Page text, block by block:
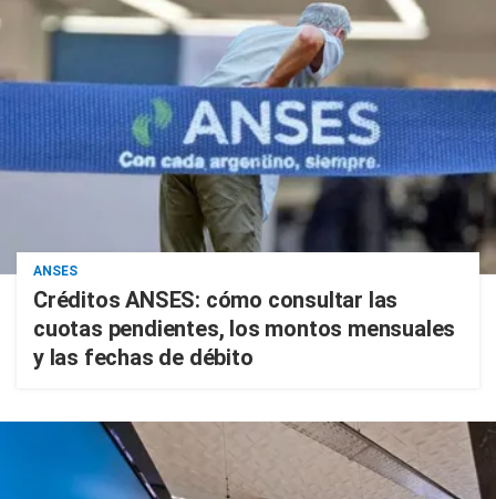
ANSES
Créditos ANSES: cómo consultar las
cuotas pendientes, los montos mensuales
y las fechas de débito